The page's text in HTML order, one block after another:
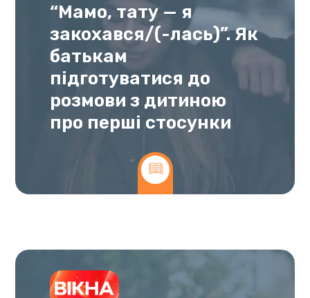
“Мамо, тату — я
закохався/(-лась)”. Як
батькам
підготуватися до
розмови з дитиною
про перші стосунки